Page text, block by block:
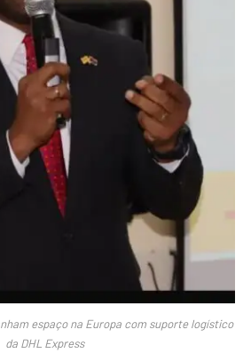
espaço na Europa com suporte logístico
da DHL Express